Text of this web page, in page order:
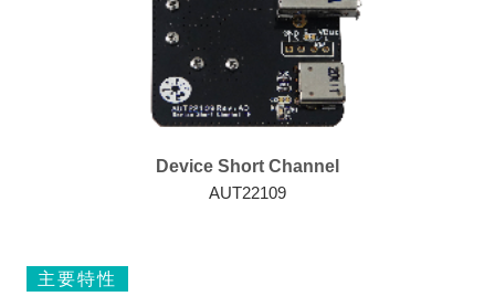
Device Short Channel
AUT22109
主要特性